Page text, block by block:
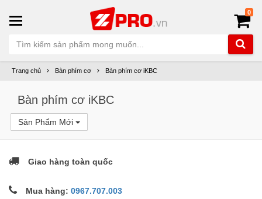
0
Trang chủ Bàn phím cơ Bàn phím cơ iKBC
Bàn phím cơ iKBC
Sản Phẩm Mới
Giao hàng toàn quốc
Mua hàng: 0967.707.003